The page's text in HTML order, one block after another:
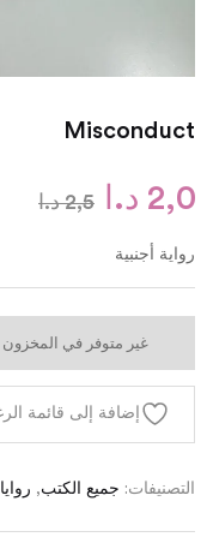
Misconduct
2,0 د.ا 2,5 د.ا
رواية أجنبية
غير متوفر في المخزون
إضافة إلى قائمة
التصنيفات: جميع الكتب,